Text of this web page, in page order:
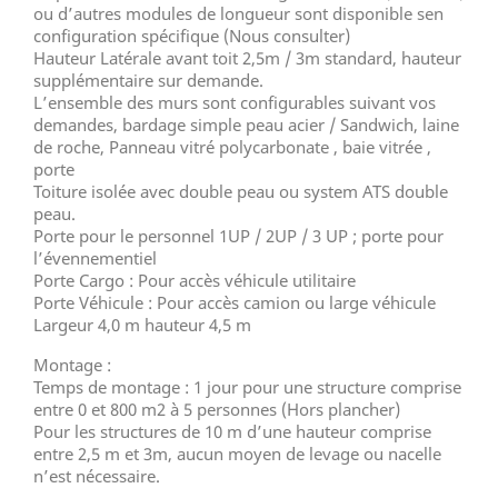
ou d’autres modules de longueur sont disponible sen
configuration spécifique (Nous consulter)
Hauteur Latérale avant toit 2,5m / 3m standard, hauteur
supplémentaire sur demande.
L’ensemble des murs sont configurables suivant vos
demandes, bardage simple peau acier / Sandwich, laine
de roche, Panneau vitré polycarbonate , baie vitrée ,
porte
Toiture isolée avec double peau ou system ATS double
peau.
Porte pour le personnel 1UP / 2UP / 3 UP ; porte pour
l’évennementiel
Porte Cargo : Pour accès véhicule utilitaire
Porte Véhicule : Pour accès camion ou large véhicule
Largeur 4,0 m hauteur 4,5 m
Montage :
Temps de montage : 1 jour pour une structure comprise
entre 0 et 800 m2 à 5 personnes (Hors plancher)
Pour les structures de 10 m d’une hauteur comprise
entre 2,5 m et 3m, aucun moyen de levage ou nacelle
n’est nécessaire.